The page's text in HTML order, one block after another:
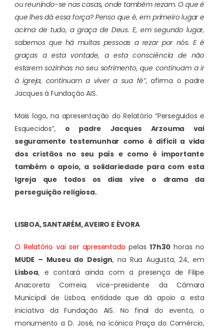
ou reunindo-se nas casas, onde também rezam. O que é
que lhes dá essa força? Penso que é, em primeiro lugar e
acima de tudo, a graça de Deus. E, em segundo lugar,
sabemos que há muitas pessoas a rezar por nós. E é
graças a esta vontade, a esta consciência de não
estarem sozinhas no seu sofrimento, que continuam a ir
à igreja, continuam a viver a sua fé”, afirma o padre
Jacques à Fundação AIS.
Mais logo, na apresentação do Relatório “Perseguidos e
Esquecidos”, o padre Jacques Arzouma vai
seguramente testemunhar como é difícil a vida
dos cristãos no seu país e como é importante
também o apoio, a solidariedade para com esta
Igreja que todos os dias vive o drama da
perseguição religiosa.
LISBOA, SANTARÉM, AVEIRO E ÉVORA
O Relatório vai ser apresentado pelas17h30 horas no
MUDE – Museu do Design, na Rua Augusta, 24, em
Lisboa, e contará ainda com a presença de Filipe
Anacoreta Corrreia, vice-presidente da Câmara
Municipal de Lisboa, entidade que dá apoio a esta
iniciativa da Fundação AIS. No final do evento, o
monumento a D. José, na icónica Praça do Comércio,